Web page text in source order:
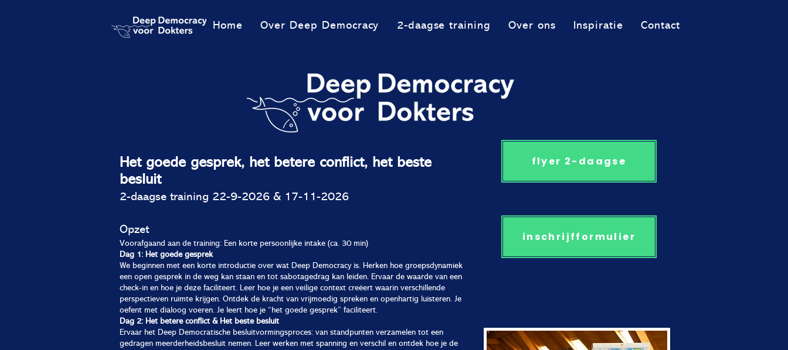
Home Over Deep Democracy 2-daagse training Over ons Inspiratie Contact
Het goede gesprek, het betere conflict, het beste
besluit
2-daagse training 22-9-2026 & 17-11-2026
flyer 2-daagse
Opzet
Voorafgaand aan de training: Een korte persoonlijke intake (ca. 30 min)
Dag 1: Het goede gesprek
We beginnen met een korte introductie over wat Deep Democracy is. Herken hoe groepsdynamiek
een open gesprek in de weg kan staan en tot sabotagedrag kan leiden. Ervaar de waarde van een
check-in en hoe je deze faciliteert. Leer hoe je een veilige context creëert waarin verschillende
perspectieven ruimte krijgen. Ontdek de kracht van vrijmoedig spreken en openhartig luisteren. Je
oefent met dialoog voeren. Je leert hoe je “het goede gesprek” faciliteert.
​Dag 2: Het betere conflict & Het beste besluit
Ervaar het Deep Democratische besluitvormingsproces: van standpunten verzamelen tot een
gedragen meerderheidsbesluit nemen. Leer werken met spanning en verschil en ontdek hoe je de
inschrijfformulier